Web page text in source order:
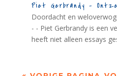
Piet Gerbrandy –
Doordacht en
- - Piet Gerbrandy is een
heeft niet alleen essays